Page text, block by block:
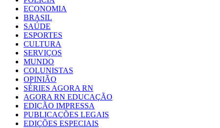
ECONOMIA
BRASIL
SAÚDE
ESPORTES
CULTURA
SERVIÇOS
MUNDO
COLUNISTAS
OPINIÃO
SÉRIES AGORA RN
AGORA RN EDUCAÇÃO
EDIÇÃO IMPRESSA
PUBLICAÇÕES LEGAIS
EDIÇÕES ESPECIAIS